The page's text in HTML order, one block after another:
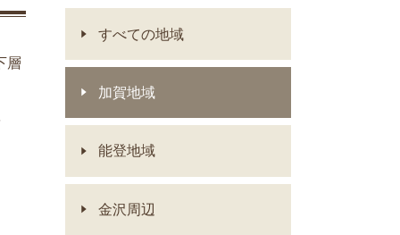
層
すべての地域
加賀地域
能登地域
金沢周辺